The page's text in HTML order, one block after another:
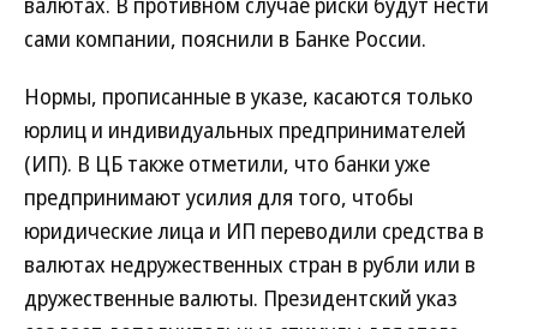
сами компании, пояснили в Банке России.
Нормы, прописанные в указе, касаются только
юрлиц и индивидуальных предпринимателей
(ИП). В ЦБ также отметили, что банки уже
предпринимают усилия для того, чтобы
юридические лица и ИП переводили средства в
валютах недружественных стран в рубли или в
дружественные валюты. Президентский указ